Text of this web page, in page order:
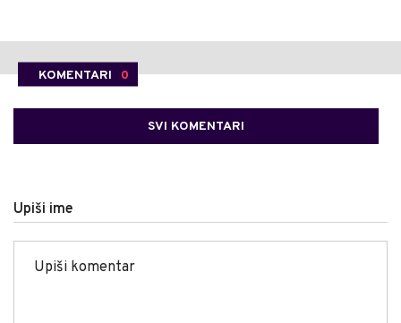
KOMENTARI 0
SVI KOMENTARI
Upiši ime